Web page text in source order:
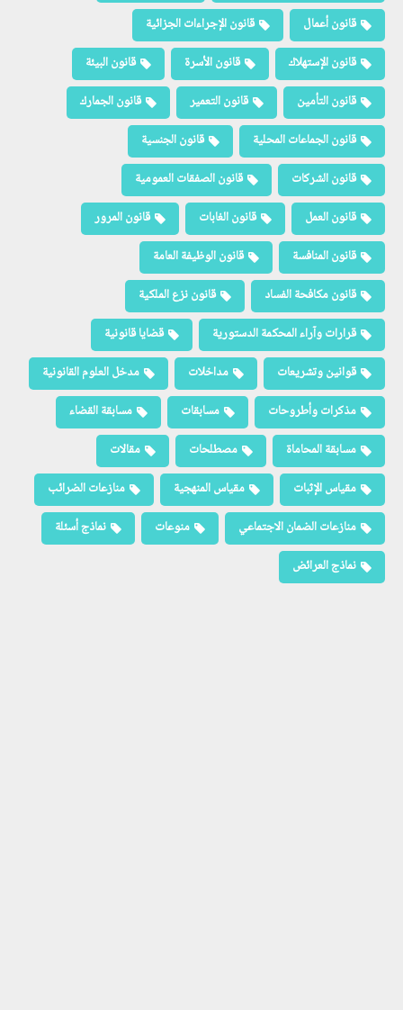
قانون أعمال
قانون الإجراءات الجزائية
قانون الإستهلاك
قانون الأسرة
قانون البيئة
قانون التأمين
قانون التعمير
قانون الجمارك
قانون الجماعات المحلية
قانون الجنسية
قانون الشركات
قانون الصفقات العمومية
قانون العمل
قانون الغابات
قانون المرور
قانون المنافسة
قانون الوظيفة العامة
قانون مكافحة الفساد
قانون نزع الملكية
قرارات وآراء المحكمة الدستورية
قضايا قانونية
قوانين وتشريعات
مداخلات
مدخل العلوم القانونية
مذكرات وأطروحات
مسابقات
مسابقة القضاء
مسابقة المحاماة
مصطلحات
مقالات
مقياس الإثبات
مقياس المنهجية
منازعات الضرائب
منازعات الضمان الاجتماعي
منوعات
نماذج أسئلة
نماذج العرائض